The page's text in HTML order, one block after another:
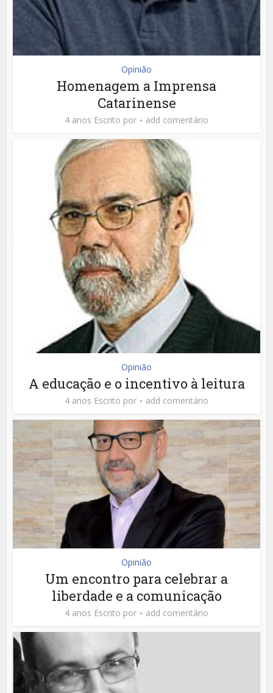
Opinião
Homenagem a Imprensa
Catarinense
4 anos Escrito por add comentário
Opinião
A educação e o incentivo à leitura
4 anos Escrito por add comentário
Opinião
Um encontro para celebrar a
liberdade e a comunicação
4 anos Escrito por add comentário